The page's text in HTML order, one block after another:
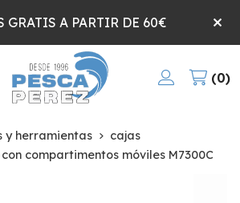
GRATIS A PARTIR DE 60€
0
y herramientas
cajas
compartimentos móviles M7300C